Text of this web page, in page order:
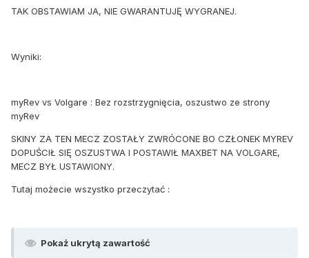
TAK OBSTAWIAM JA, NIE GWARANTUJĘ WYGRANEJ.
Wyniki:
myRev vs Volgare : Bez rozstrzygnięcia, oszustwo ze strony
myRev
SKINY ZA TEN MECZ ZOSTAŁY ZWRÓCONE BO CZŁONEK MYREV
DOPUŚCIŁ SIĘ OSZUSTWA I POSTAWIŁ MAXBET NA VOLGARE,
MECZ BYŁ USTAWIONY.
Tutaj możecie wszystko przeczytać :
Pokaż ukrytą zawartość